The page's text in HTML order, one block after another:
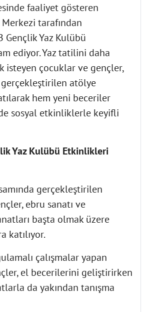
faaliyet gösteren
tarafından
Gençlik Yaz Kulübü
ediyor. Yaz tatilini daha
isteyen çocuklar ve gençler,
atölye
hem yeni beceriler
sosyal etkinliklerle keyifli
Yaz Kulübü Etkinlikleri
gerçekleştirilen
ebru sanatı ve
başta olmak üzere
katılıyor.
çalışmalar yapan
el becerilerini geliştirirken
da yakından tanışma